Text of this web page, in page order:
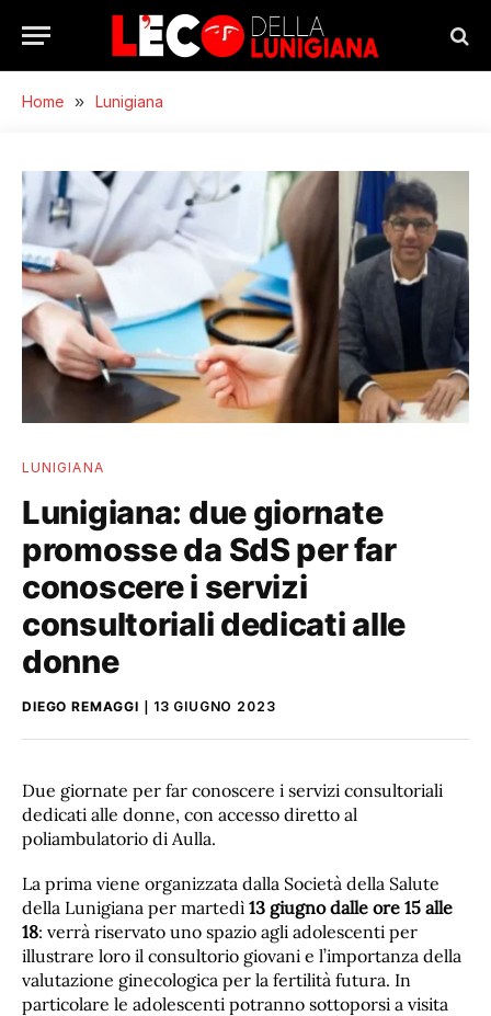
Home » Lunigiana
LUNIGIANA
Lunigiana: due giornate
promosse da SdS per far
conoscere i servizi
consultoriali dedicati alle
donne
DIEGO REMAGGI 13 GIUGNO 2023
Due giornate per far conoscere i servizi consultoriali
dedicati alle donne, con accesso diretto al
poliambulatorio di Aulla.
La prima viene organizzata dalla Società della Salute
della Lunigiana per martedì 13 giugno dalle ore 15 alle
18: verrà riservato uno spazio agli adolescenti per
illustrare loro il consultorio giovani e l’importanza della
valutazione ginecologica per la fertilità futura. In
particolare le adolescenti potranno sottoporsi a visita